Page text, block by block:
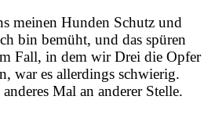
meinen Hunden Schutz und
bin bemüht, und das spüren
Fall, in dem wir Drei die Opfer
war es allerdings schwierig.
Mal an anderer Stelle.